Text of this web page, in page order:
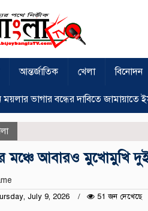
আন্তর্জাতিক খেলা বিনোদন
ময়লার ভাগার বন্ধের দাবিতে জামায়াতে
আবারও মুখোমুখি দুই
July 9, 2026 51 জন দেখেছে